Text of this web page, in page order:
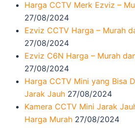
Harga CCTV Merk Ezviz –
27/08/2024
Ezviz CCTV Harga – Murah
27/08/2024
Ezviz C6N Harga – Murah
27/08/2024
Harga CCTV Mini yang Bisa
Jarak Jauh 27/08/2024
Kamera CCTV Mini Jarak
Harga Murah 27/08/2024